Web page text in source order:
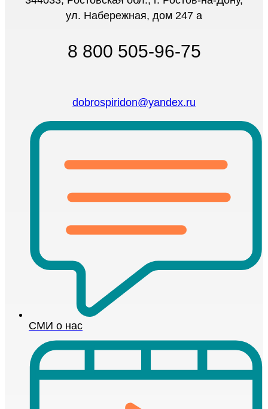
ул. Набережная, дом 247 а
8 800 505-96-75
dobrospiridon@yandex.ru
СМИ о нас